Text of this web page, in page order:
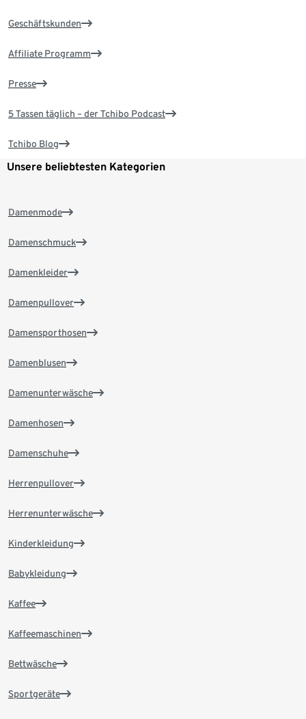
Geschäftskunden
Affiliate Programm
Presse
5 Tassen täglich – der Tchibo Podcast
Tchibo Blog
Unsere beliebtesten Kategorien
Damenmode
Damenschmuck
Damenkleider
Damenpullover
Damensporthosen
Damenblusen
Damenunterwäsche
Damenhosen
Damenschuhe
Herrenpullover
Herrenunterwäsche
Kinderkleidung
Babykleidung
Kaffee
Kaffeemaschinen
Bettwäsche
Sportgeräte